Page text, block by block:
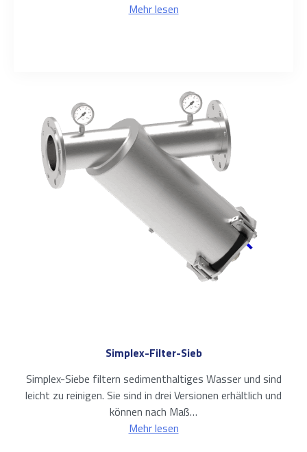
Mehr lesen
Simplex-Filter-Sieb
Simplex-Siebe filtern sedimenthaltiges Wasser und sind
leicht zu reinigen. Sie sind in drei Versionen erhältlich und
können nach Maß…
Mehr lesen